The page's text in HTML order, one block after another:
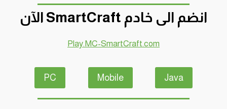
–
النجاة
المثيرة
انضم الى خادم SmartCraft الآن
Play.MC-SmartCraft.com
Java
Mobile
PC